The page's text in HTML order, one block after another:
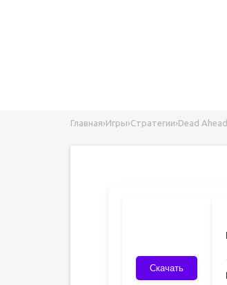
Главная›Игры›Стратегии›Dead
Скачать